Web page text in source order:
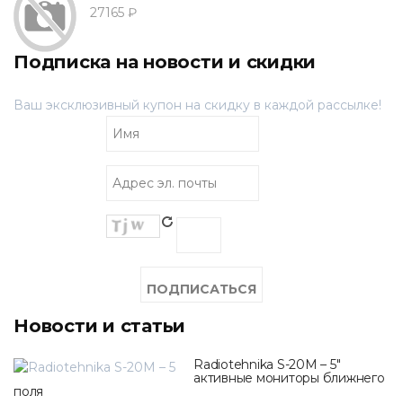
27165 ₽
Подписка на новости и скидки
Ваш эксклюзивный купон на скидку в каждой рассылке!
Новости и статьи
Radiotehnika S-20M – 5"
активные мониторы ближнего
поля